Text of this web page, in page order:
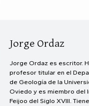
Jorge Ordaz
Jorge Ordaz es escritor.
profesor titular en el
de Geología de la
Oviedo y es miembro del
Feijoo del Siglo XVIII.